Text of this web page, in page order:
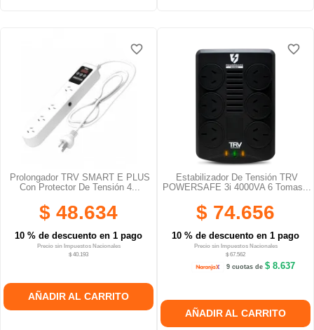
Prolongador TRV SMART E PLUS
Con Protector De Tensión 4...
$ 48.634
10 % de descuento en 1 pago
Precio sin Impuestos Nacionales
$ 40.193
AÑADIR AL CARRITO
favorite_border
favorite_border
Estabilizador De Tensión TRV
POWERSAFE 3i 4000VA 6 Tomas...
$ 74.656
10 % de descuento en 1 pago
Precio sin Impuestos Nacionales
$ 67.562
9 cuotas de $ 8.637
AÑADIR AL CARRITO
favorite_border
favorite_border